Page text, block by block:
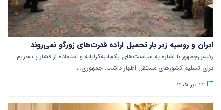
ایران و روسیه زیر بار تحمیل اراده قدرت‌های زورگو نمی‌روند
رئیس‌جمهور با اشاره به سیاست‌های یکجانبه‌گرایانه و استفاده از فشار و تحریم
برای تسلیم کشورهای مستقل اظهار داشت: جمهوری…
۲۲ تیر ۱۴۰۵